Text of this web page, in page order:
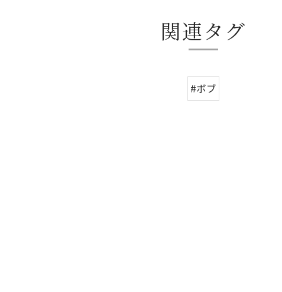
関連タグ
#ボブ